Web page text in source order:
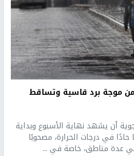
من موجة برد قاسية وتساقط
أن يشهد نهاية الأسبوع وبداية
حادًا في درجات الحرارة، مصحوبًا
عدة مناطق، خاصة في ...